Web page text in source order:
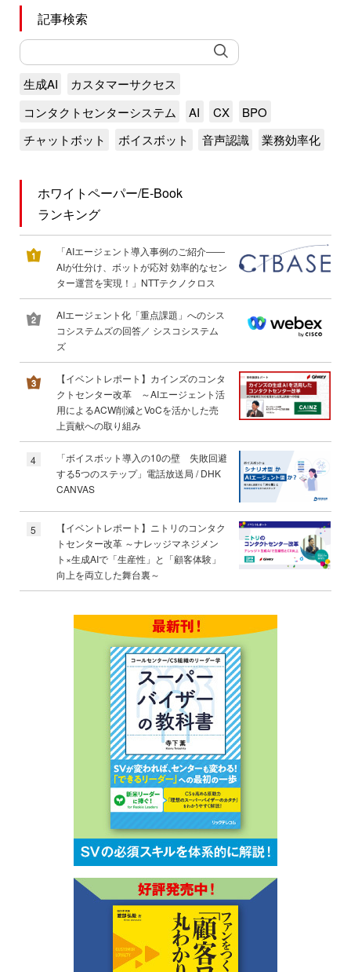
記事検索
生成AI
カスタマーサクセス
コンタクトセンターシステム
AI CX
BPO
チャットボット
ボイスボット 音声認識 業務効率化
ホワイトペーパー/E-Book
ランキング
「AIエージェント導入事例のご紹介――
AIが仕分け、ボットが応対 効率的なセン
ター運営を実現！」NTTテクノクロス
AIエージェント化「重点課題」へのシス
コシステムズの回答／ シスコシステム
ズ
【イベントレポート】カインズのコンタ
クトセンター改革 ～AIエージェント活
用によるACW削減とVoCを活かした売
上貢献への取り組み
4
「ボイスボット導入の10の壁 失敗回避
する5つのステップ」電話放送局 / DHK
CANVAS
5
【イベントレポート】ニトリのコンタク
トセンター改革 ～ナレッジマネジメン
ト×生成AIで「生産性」と「顧客体験」
向上を両立した舞台裏～